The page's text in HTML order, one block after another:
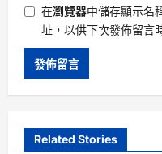
在瀏覽器中儲存顯示名
址，以供下次發佈留言
Related Stories